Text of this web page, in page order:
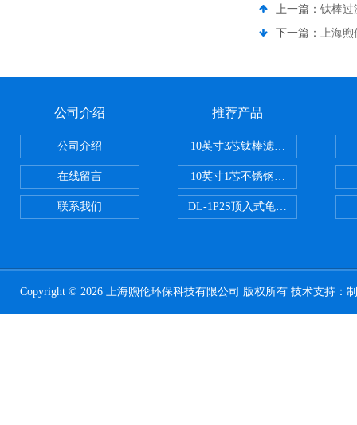
上一篇： 钛棒过
下一篇： 上海煦
公司介绍
公司介绍
在线留言
联系我们
推荐产品
10英寸3芯钛棒滤芯过滤器
10英寸1芯不锈钢钛棒过滤器
DL-1P2S顶入式龟背过滤器
Copyright © 2026 上海煦伦环保科技有限公司 版权所有 技术支持：